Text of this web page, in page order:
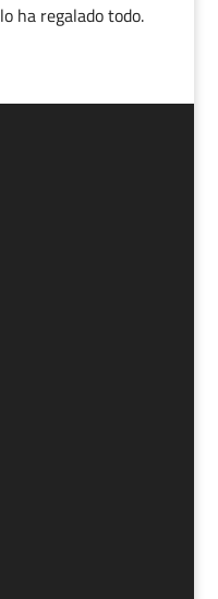
ha regalado todo.